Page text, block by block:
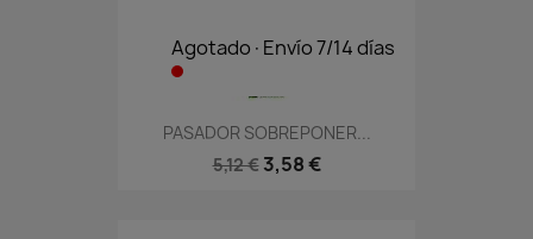
Agotado·Envío 7/14 días
PASADOR SOBREPONER...
5,12 € 3,58 €